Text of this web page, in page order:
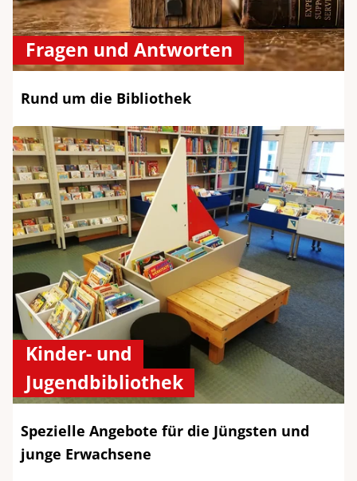
Fragen und Antworten
Rund um die Bibliothek
Kinder- und
Jugendbibliothek
Spezielle Angebote für die Jüngsten und
junge Erwachsene